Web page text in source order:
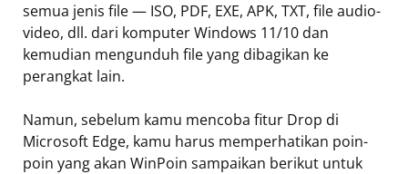
semua jenis file — ISO, PDF, EXE, APK, TXT, file audio-
video, dll. dari komputer Windows 11/10 dan
kemudian mengunduh file yang dibagikan ke
perangkat lain.
Namun, sebelum kamu mencoba fitur Drop di
Microsoft Edge, kamu harus memperhatikan poin-
poin yang akan WinPoin sampaikan berikut untuk